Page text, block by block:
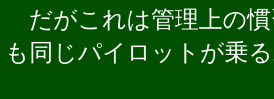
だがこれは管理上の
も同じパイロットが乗